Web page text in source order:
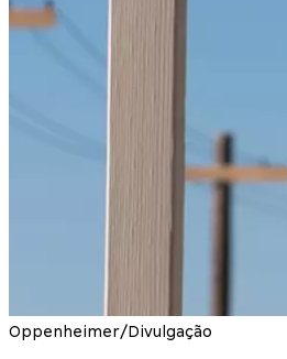
Oppenheimer/Divulgação